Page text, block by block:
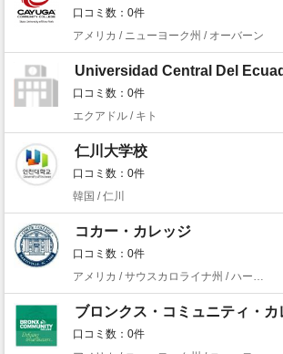
口コミ数：0件
アメリカ / ニューヨーク州 / オーバーン
Universidad Central Del
口コミ数：0件
エクアドル / キト
仁川大学校
口コミ数：0件
韓国 / 仁川
コカー・カレッジ
口コミ数：0件
ブロンクス・コミュニティ・カ
口コミ数：0件